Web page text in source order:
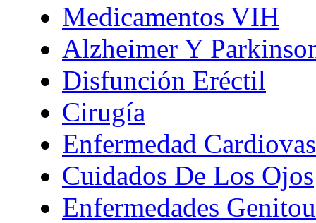
Medicamentos VIH
Alzheimer Y
Disfunción Eréctil
Cirugía
Enfermedad
Cuidados De Los Ojos
Enfermedades